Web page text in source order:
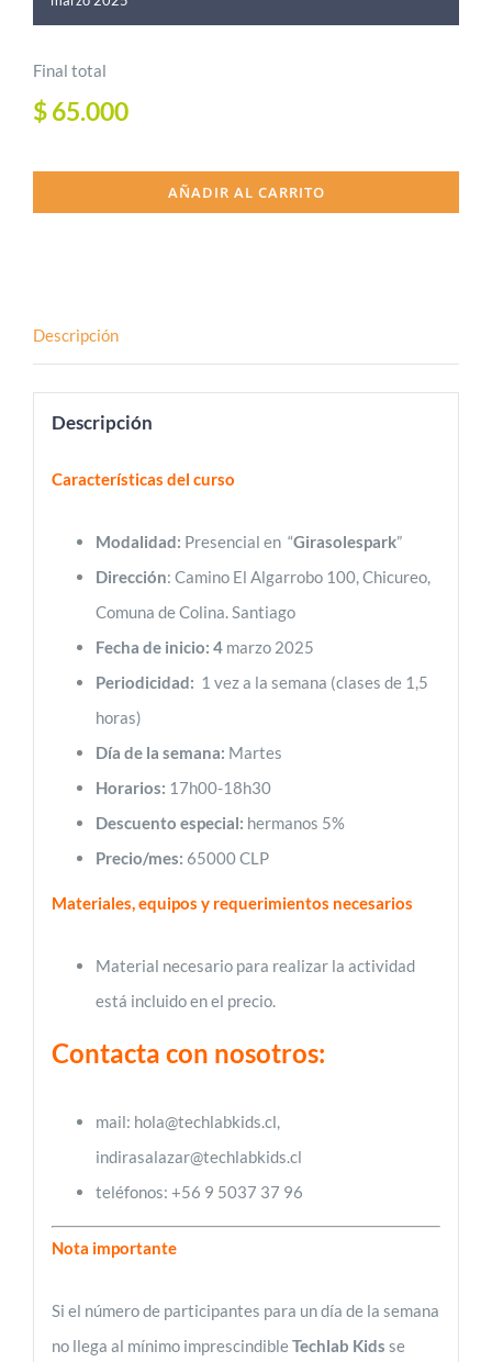
Final total
$65.000
AÑADIR AL CARRITO
Descripción
Descripción
Características del curso
Modalidad: Presencial en “Girasolespark”
Dirección: Camino El Algarrobo 100, Chicureo,
Comuna de Colina. Santiago
Fecha de inicio: 4marzo 2025
Periodicidad: 1 vez a la semana (clases de 1,5
horas)
Día de la semana: Martes
Horarios: 17h00-18h30
Descuento especial: hermanos 5%
Precio/mes: 65000 CLP
Materiales, equipos y requerimientos necesarios
Material necesario para realizar la actividad
está incluido en el precio.
Contacta con nosotros:
mail: hola@techlabkids.cl,
indirasalazar@techlabkids.cl
teléfonos: +56 9 5037 37 96
Nota importante
Si el número de participantes para un día de la semana
no llega al mínimo imprescindibleTechlab Kids se